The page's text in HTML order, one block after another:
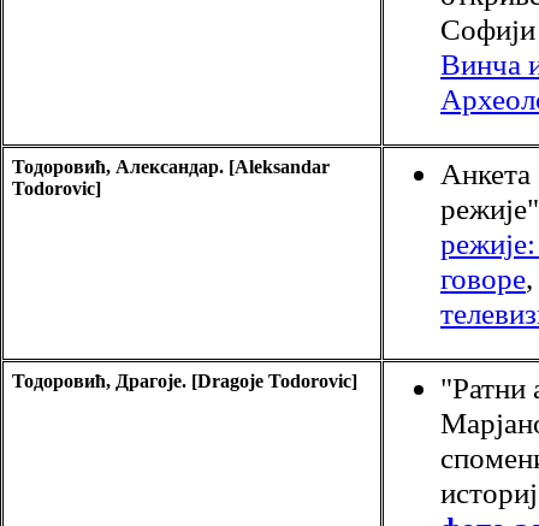
Винча
Тодоровић, Александар. [Aleksandar
Todorovic]
говоре,
Тодоровић, Драгоје. [Dragoje Todorovic]
"Ратни